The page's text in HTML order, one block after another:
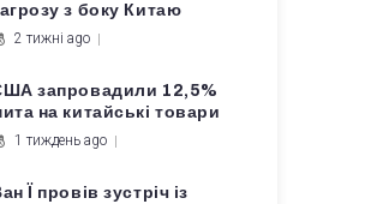
з боку Китаю
2 тижні ago
запровадили 12,5%
на китайські товари
1 тиждень ago
Ї провів зустріч із